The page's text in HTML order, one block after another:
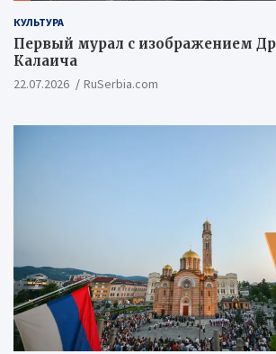
КУЛЬТУРА
Первый мурал с изображением
Калаича
22.07.2026 RuSerbia.com